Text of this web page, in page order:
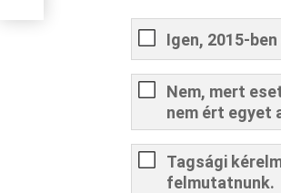
Igen, 2015-
Nem, mert
nem ért egyet
Tagsági
felmutatnunk.